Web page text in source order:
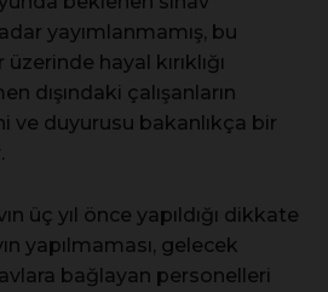
yayımlanmamış, bu
hayal kırıklığı
dışındaki çalışanların
ve duyurusu bakanlıkça bir
üç yıl önce yapıldığı dikkate
yapılmaması, gelecek
bağlayan personelleri